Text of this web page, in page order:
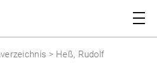
> Heß, Rudolf